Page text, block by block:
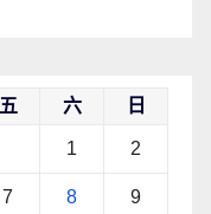
五 六 日
1 2
7 8 9